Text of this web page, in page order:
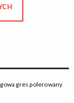
gres polerowany